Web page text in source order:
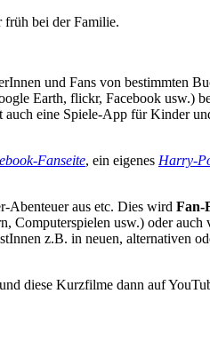
früh bei der Familie.
und Fans von bestimmten
Earth, flickr, Facebook usw.)
eine Spiele-App für Kinder
Fanseite, ein eigenes Harry-
Abenteuer aus etc. Dies wird Fan-
usw.) oder
z.B. in neuen, alternativen
diese Kurzfilme dann auf